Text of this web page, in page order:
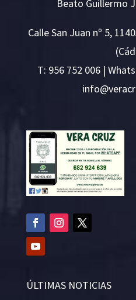
Beato Guillermo
Calle San Juan nº 5,
T: 956 752 006 |
rcare
v@ofn
i
ÚLTIMAS NOTICIAS